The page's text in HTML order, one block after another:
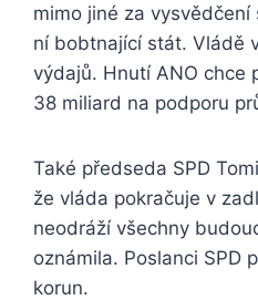
mimo jiné za
ní bobtnající stát. Vládě
výdajů. Hnutí ANO chce
38 miliard na podporu
Také předseda SPD
že vláda pokračuje v
neodráží všechny
oznámila. Poslanci SPD
korun.